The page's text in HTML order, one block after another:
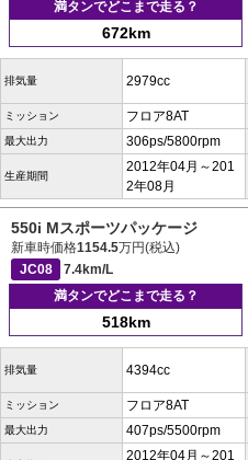
満タンでどこまで走る？
672km
排気量 2979cc
ミッション フロア8AT
最大出力 306ps/5800rpm
生産期間
2012年04月～201
2年08月
550i Mスポーツパッケージ
新車時価格1154.5万円(税込)
JC08
7.4km/L
満タンでどこまで走る？
518km
排気量 4394cc
ミッション フロア8AT
最大出力 407ps/5500rpm
2012年04月～201